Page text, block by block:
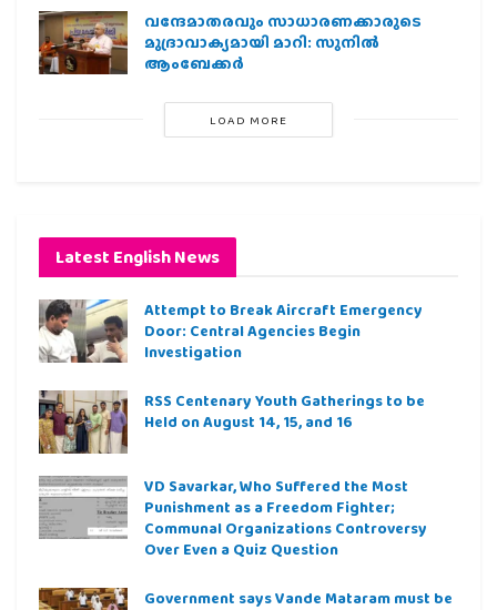
വന്ദേമാതരവും സാധാരണക്കാരുടെ
മുദ്രാവാക്യമായി മാറി: സുനിൽ
ആംബേക്കർ
LOAD MORE
Latest English News
Attempt to Break Aircraft Emergency
Door: Central Agencies Begin
Investigation
RSS Centenary Youth Gatherings to be
Held on August 14, 15, and 16
VD Savarkar, Who Suffered the Most
Punishment as a Freedom Fighter;
Communal Organizations Controversy
Over Even a Quiz Question
Government says Vande Mataram must be